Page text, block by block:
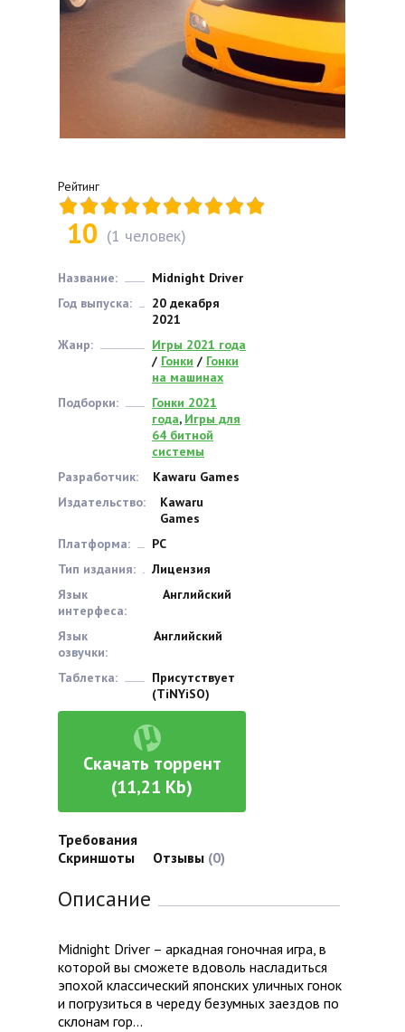
Рейтинг
10 (1 человек)
Название:
Midnight Driver
Год выпуска:
20 декабря
2021
Жанр:
Игры 2021 года
/ Гонки / Гонки
на машинах
Подборки:
Гонки 2021
года, Игры для
64 битной
системы
Разработчик:
Kawaru Games
Издательство:
Kawaru
Games
Платформа:
PC
Тип издания:
Лицензия
Язык
интерфеса:
Английский
Язык
озвучки:
Английский
Таблетка:
Присутствует
(TiNYiSO)
Скачать торрент
(11,21 Kb)
Требования
Скриншоты
Отзывы (0)
Описание
Midnight Driver – аркадная гоночная игра, в
которой вы сможете вдоволь насладиться
эпохой классический японских уличных гонок
и погрузиться в череду безумных заездов по
склонам гор…